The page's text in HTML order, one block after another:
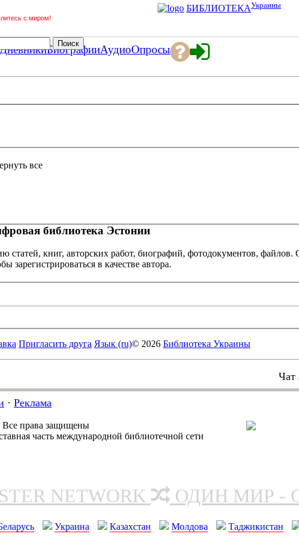
с миром!
БИБЛИОТЕКАУкраины
ДневникиБиографииАудиоОпросы
все
библиотека Эстонии
статей, книг, авторских работ, биографий, фотодокументов, файлов.
зарегистрироваться в качестве автора.
Пригласить друга Язык (ru)© 2026 Библиотека Украины
Чат
· Реклама
права защищены
часть международной библиотечной сети
NETWORK ОДИН МИР -
Украина Казахстан Молдова Таджикистан